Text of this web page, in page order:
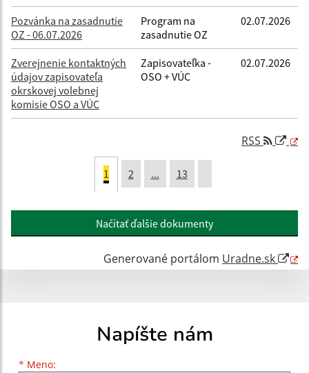
Pozvánka na zasadnutie
OZ - 06.07.2026
Program na
zasadnutie OZ
02.07.2026
Zverejnenie kontaktných
údajov zapisovateľa
okrskovej volebnej
komisie OSO a VÚC
Zapisovateľka -
OSO + VÚC
02.07.2026
RSS
1 2 ... 13
Načítať ďalšie dokumenty
Generované portálom Uradne.sk
Napíšte nám
* Meno:
Meno
Priezvisko
E-mailová adresa